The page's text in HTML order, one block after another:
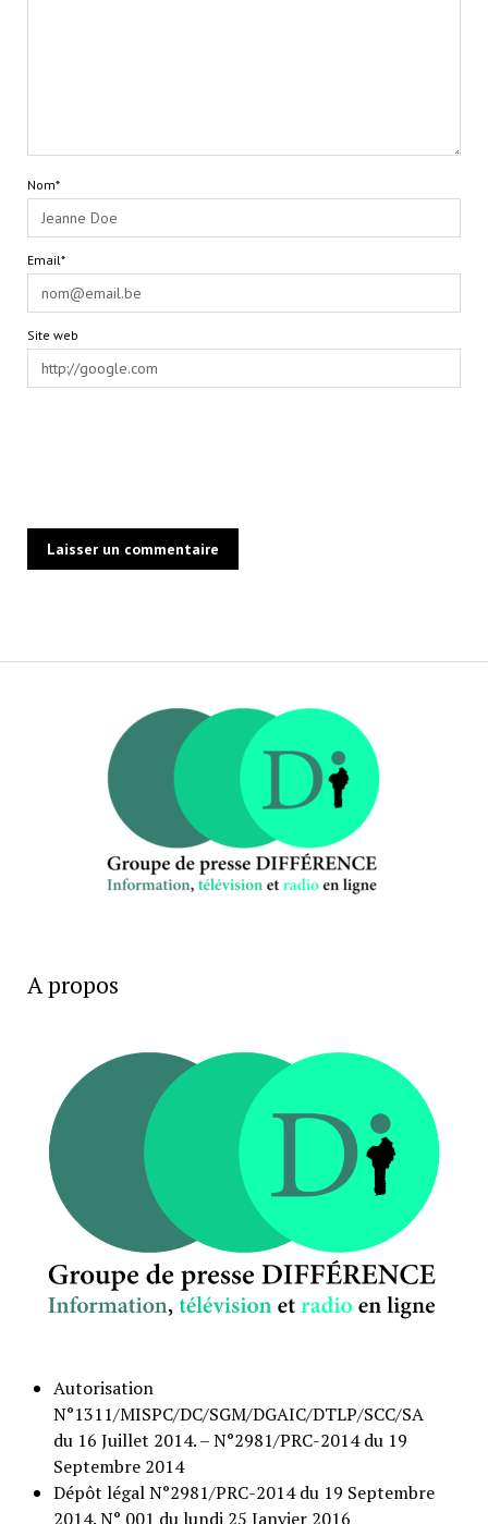
Nom*
Email*
Site web
A propos
Autorisation
N°1311/MISPC/DC/SGM/DGAIC/DTLP/SCC/SA
du 16 Juillet 2014. – N°2981/PRC-2014 du 19
Septembre 2014
Dépôt légal N°2981/PRC-2014 du 19 Septembre
2014. N° 001 du lundi 25 Janvier 2016